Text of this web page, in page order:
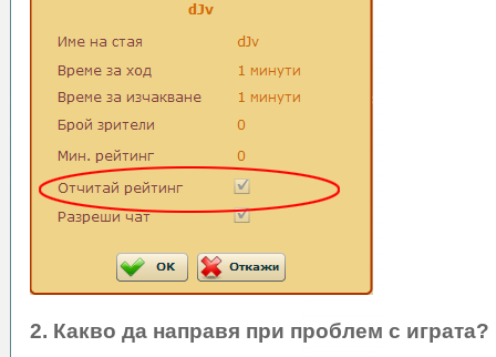
2. Какво да направя при проблем с играта?